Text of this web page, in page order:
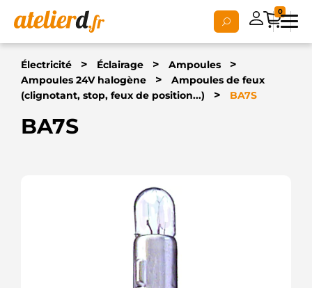
0
Électricité > Éclairage > Ampoules >
Ampoules 24V halogène >
Ampoules de feux
(clignotant, stop, feux de position...)
> BA7S
BA7S